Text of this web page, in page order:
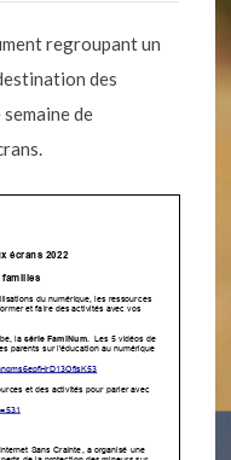
regroupant un
des
de